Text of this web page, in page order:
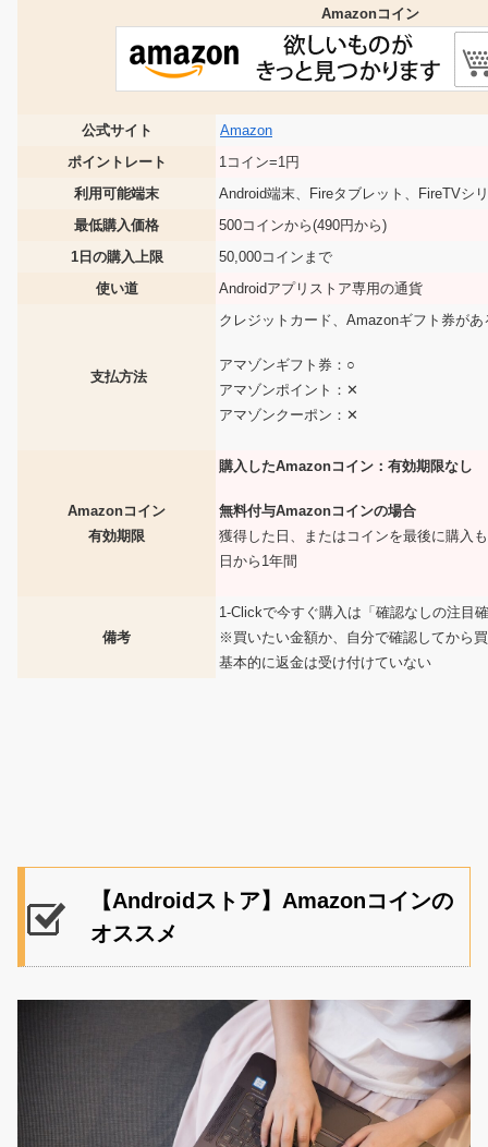
Amazonコイン
公式サイト
Amazon
ポイントレート
1コイン=1円
利用可能端末
Android端末、Fireタブレット、FireTVシ
最低購入価格
500コインから(490円から)
1日の購入上限
50,000コインまで
使い道
Androidアプリストア専用の通貨
支払方法
クレジットカード、Amazonギフト券が
アマゾンギフト券：○
アマゾンポイント：✕
アマゾンクーポン：✕
Amazonコイン
有効期限
購入したAmazonコイン：有効期限なし
無料付与Amazonコインの場合
獲得した日、またはコインを最後に購入
日から1年間
備考
1-Clickで今すぐ購入は「確認なしの注目
※買いたい金額か、自分で確認してから
基本的に返金は受け付けていない
【Androidストア】Amazonコインの
オススメ